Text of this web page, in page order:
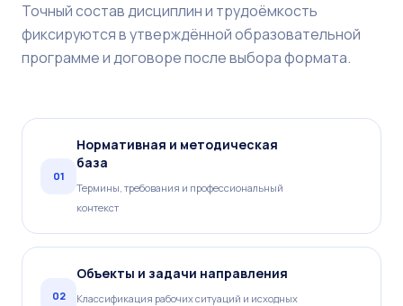
Точный состав дисциплин и трудоёмкость
фиксируются в утверждённой образовательной
программе и договоре после выбора формата.
01
Нормативная и методическая
база
Термины, требования и профессиональный
контекст
02
Объекты и задачи направления
Классификация рабочих ситуаций и исходных